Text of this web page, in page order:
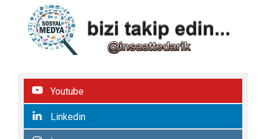
Youtube
Linkedin